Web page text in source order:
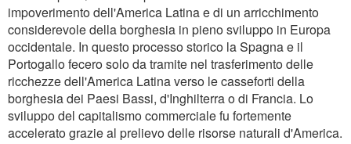
impoverimento dell'America Latina e di un arricchimento
considerevole della borghesia in pieno sviluppo in Europa
occidentale. In questo processo storico la Spagna e il
Portogallo fecero solo da tramite nel trasferimento delle
ricchezze dell'America Latina verso le casseforti della
borghesia dei Paesi Bassi, d'Inghilterra o di Francia. Lo
sviluppo del capitalismo commerciale fu fortemente
accelerato grazie al prelievo delle risorse naturali d'America.